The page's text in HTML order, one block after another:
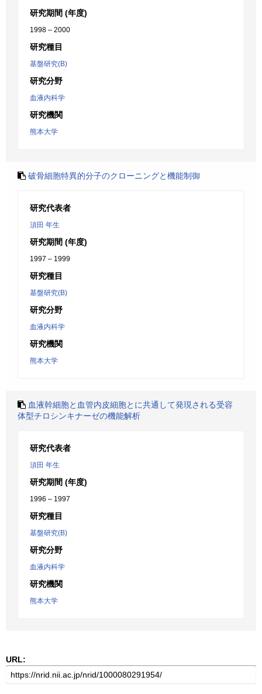
研究期間 (年度)
1998 – 2000
研究種目
基盤研究(B)
研究分野
血液内科学
研究機関
熊本大学
破骨細胞特異的分子のクローニングと機能制御
研究代表者
須田 年生
研究期間 (年度)
1997 – 1999
研究種目
基盤研究(B)
研究分野
血液内科学
研究機関
熊本大学
血液幹細胞と血管内皮細胞とに共通して発現される受容
体型チロシンキナーゼの機能解析
研究代表者
須田 年生
研究期間 (年度)
1996 – 1997
研究種目
基盤研究(B)
研究分野
血液内科学
研究機関
熊本大学
URL: